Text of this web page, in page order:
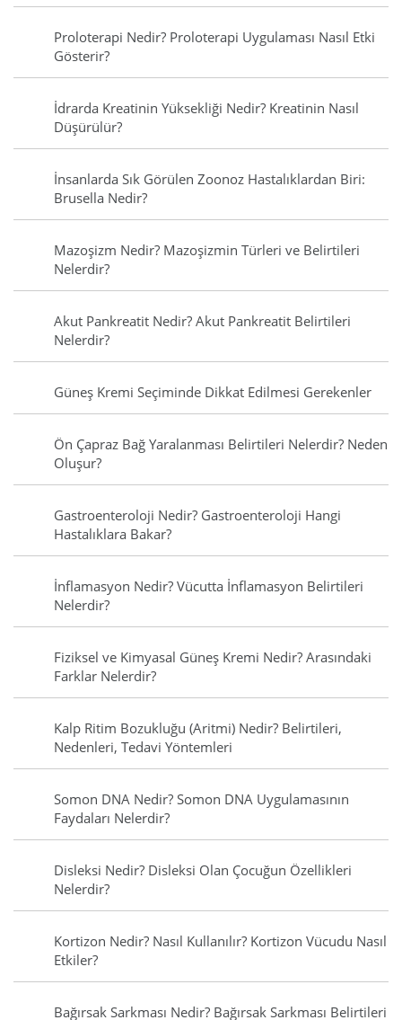
Proloterapi Nedir? Proloterapi Uygulaması Nasıl Etki
Gösterir?
İdrarda Kreatinin Yüksekliği Nedir? Kreatinin Nasıl
Düşürülür?
İnsanlarda Sık Görülen Zoonoz Hastalıklardan Biri:
Brusella Nedir?
Mazoşizm Nedir? Mazoşizmin Türleri ve Belirtileri
Nelerdir?
Akut Pankreatit Nedir? Akut Pankreatit Belirtileri
Nelerdir?
Güneş Kremi Seçiminde Dikkat Edilmesi Gerekenler
Ön Çapraz Bağ Yaralanması Belirtileri Nelerdir? Neden
Oluşur?
Gastroenteroloji Nedir? Gastroenteroloji Hangi
Hastalıklara Bakar?
İnflamasyon Nedir? Vücutta İnflamasyon Belirtileri
Nelerdir?
Fiziksel ve Kimyasal Güneş Kremi Nedir? Arasındaki
Farklar Nelerdir?
Kalp Ritim Bozukluğu (Aritmi) Nedir? Belirtileri,
Nedenleri, Tedavi Yöntemleri
Somon DNA Nedir? Somon DNA Uygulamasının
Faydaları Nelerdir?
Disleksi Nedir? Disleksi Olan Çocuğun Özellikleri
Nelerdir?
Kortizon Nedir? Nasıl Kullanılır? Kortizon Vücudu Nasıl
Etkiler?
Bağırsak Sarkması Nedir? Bağırsak Sarkması Belirtileri